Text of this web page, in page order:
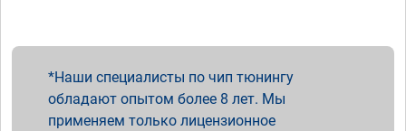
Наши специалисты по чип тюнингу
обладают опытом более 8 лет. Мы
применяем только лицензионное